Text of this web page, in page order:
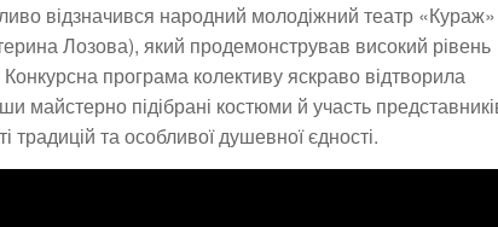
відзначився народний молодіжний театр «Кураж»
Лозова), який продемонстрував високий рівень
програма колективу яскраво відтворила
майстерно підібрані костюми й участь
традицій та особливої душевної єдності.